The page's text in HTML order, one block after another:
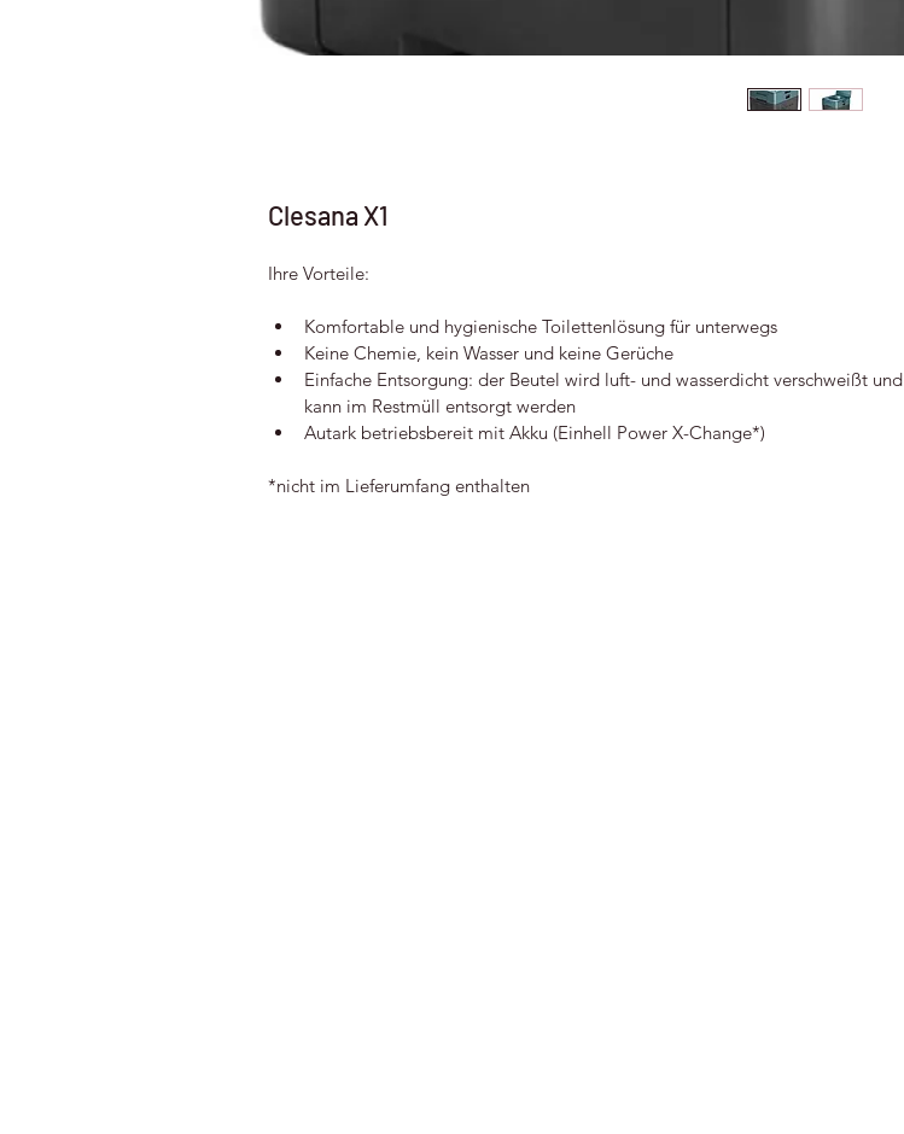
Clesana X1
Ihre Vorteile:
Komfortable und hygienische Toilettenlösung für unterwegs
Keine Chemie, kein Wasser und keine Gerüche
Einfache Entsorgung: der Beutel wird luft- und wasserdicht verschweißt und
kann im Restmüll entsorgt werden
Autark betriebsbereit mit Akku (Einhell Power X-Change*)
*nicht im Lieferumfang enthalten